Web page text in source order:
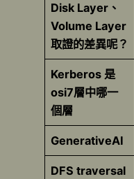
Disk Layer、
Volume Layer
取證的差異呢？
Kerberos 是
osi7層中哪一
個層
GenerativeAI
DFS traversal